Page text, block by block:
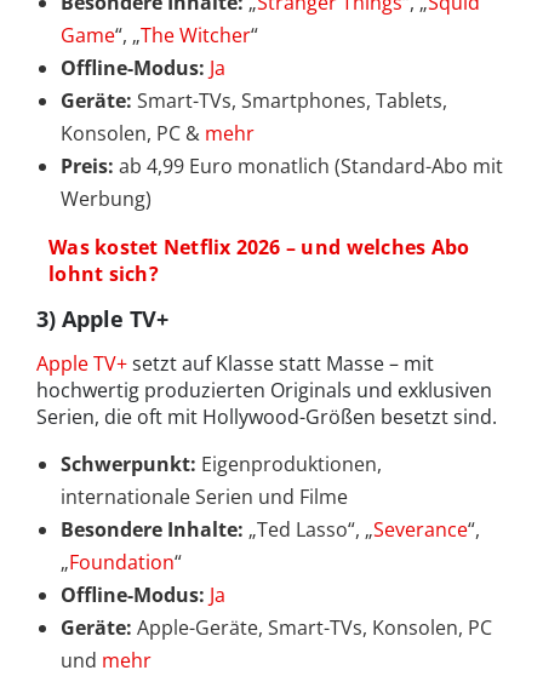
Game“, „The Witcher“
Offline-Modus: Ja
Geräte: Smart-TVs, Smartphones, Tablets,
Konsolen, PC & mehr
Preis: ab 4,99 Euro monatlich (Standard-Abo mit
Werbung)
Was kostet Netflix 2026 – und welches Abo
lohnt sich?
3) Apple TV+
Apple TV+setzt auf Klasse statt Masse – mit
hochwertig produzierten Originals und exklusiven
Serien, die oft mit Hollywood-Größen besetzt sind.
Schwerpunkt: Eigenproduktionen,
internationale Serien und Filme
Besondere Inhalte: „Ted Lasso“, „Severance“,
„Foundation“
Offline-Modus: Ja
Geräte: Apple-Geräte, Smart-TVs, Konsolen, PC
und mehr